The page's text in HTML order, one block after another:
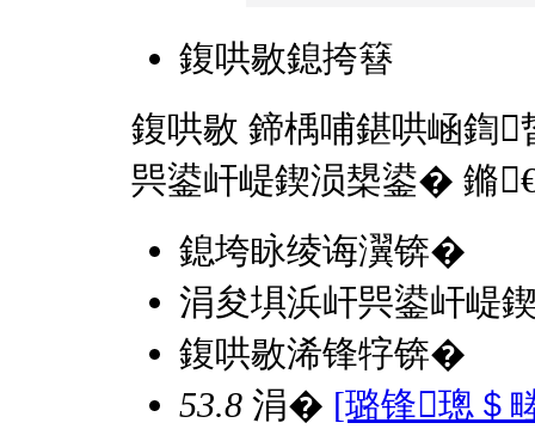
鍑哄敭鎴挎簮
鍑哄敭 鍗楀哺鍖哄崡鍧
巺鍙屽崼鍥涢槼鍙� 鏅
鎴垮眿绫诲瀷锛�
涓夋埧浜屽巺鍙屽崼
鍑哄敭浠锋牸锛�
53.8 涓� [璐锋璁＄